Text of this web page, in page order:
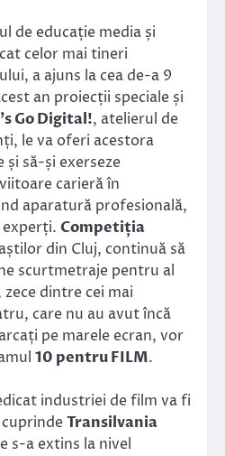
de educație media și
celor mai tineri
a ajuns la cea de-a 9
an proiecții speciale și
Go Digital!, atelierul de
le va oferi acestora
și să-și exerseze
carieră în
aparatură profesională,
Competiția
din Cluj, continuă să
scurtmetraje pentru al
dintre cei mai
care nu au avut încă
pe marele ecran, vor
10 pentru FILM.
industriei de film va fi
Transilvania
s-a extins la nivel